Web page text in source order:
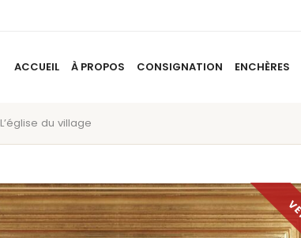
ACCUEIL À PROPOS CONSIGNATION ENCHÈRES
L’église du village